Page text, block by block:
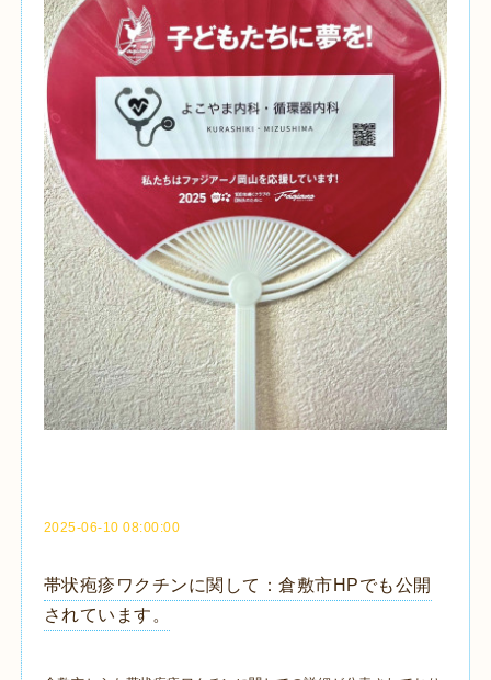
2025-06-10 08:00:00
帯状疱疹ワクチンに関して：倉敷市HPでも公開
されています。